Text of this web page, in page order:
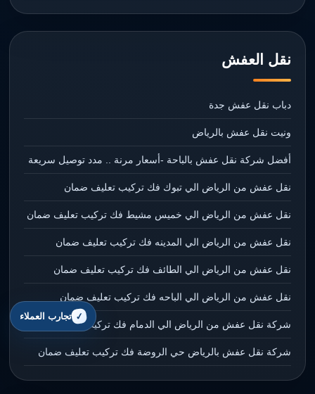
نقل العفش
دباب نقل عفش جدة
ونيت نقل عفش بالرياض
أفضل شركة نقل عفش بالباحة -أسعار مرنة .. مدد توصيل سريعة
نقل عفش من الرياض الي تبوك فك تركيب تعليف ضمان
نقل عفش من الرياض الي خميس مشيط فك تركيب تعليف ضمان
نقل عفش من الرياض الي المدينه فك تركيب تعليف ضمان
نقل عفش من الرياض الي الطائف فك تركيب تعليف ضمان
نقل عفش من الرياض الي الباحه فك تركيب تعليف ضمان
شركة نقل عفش من الرياض الي الدمام فك تركيب تعليف ضمان
شركة نقل عفش بالرياض حي الروضة فك تركيب تعليف ضمان
تجارب العملاء